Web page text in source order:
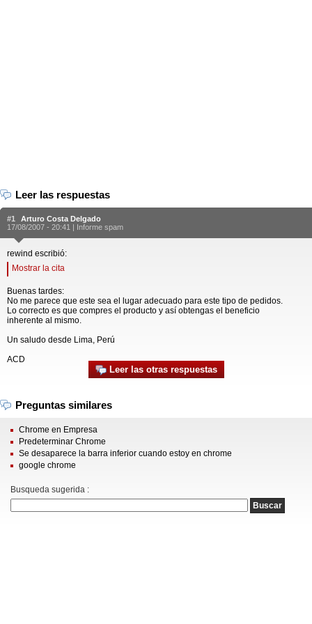
Leer las respuestas
#1
Arturo Costa Delgado
17/08/2007 - 20:41 | Informe spam
rewind escribió:
Mostrar la cita
Buenas tardes:
No me parece que este sea el lugar adecuado para este tipo de pedidos.
Lo correcto es que compres el producto y así obtengas el beneficio
inherente al mismo.
Un saludo desde Lima, Perú
ACD
Leer las otras respuestas
Preguntas similares
Chrome en Empresa
Predeterminar Chrome
Se desaparece la barra inferior cuando estoy en chrome
google chrome
Busqueda sugerida :